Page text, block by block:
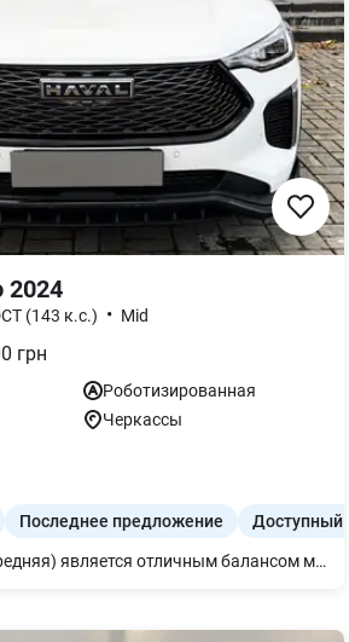
2024
(143 к.с.) • Mid
грн
Роботизированная
Черкассы
Последнее предложение Доступный
Комплектация Mid (средняя) является отличным балансом между необходимым функционалом, комфортом и доступностью. Она предлагает значительно больше, чем базовая версия, но сохраняет ключевые преимущества обновленной модели Jolion Pro